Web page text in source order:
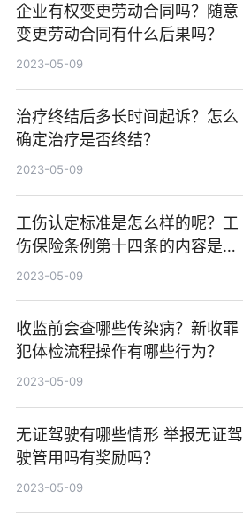
企业有权变更劳动合同吗？随意
变更劳动合同有什么后果吗？
2023-05-09
治疗终结后多长时间起诉？怎么
确定治疗是否终结？
2023-05-09
工伤认定标准是怎么样的呢？工
伤保险条例第十四条的内容是什
么？
2023-05-09
收监前会查哪些传染病？新收罪
犯体检流程操作有哪些行为？
2023-05-09
无证驾驶有哪些情形 举报无证驾
驶管用吗有奖励吗？
2023-05-09